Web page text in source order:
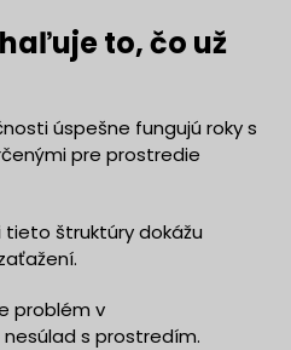
to, čo už
úspešne fungujú roky s
pre prostredie
tieto štruktúry dokážu
problém v
s prostredím.